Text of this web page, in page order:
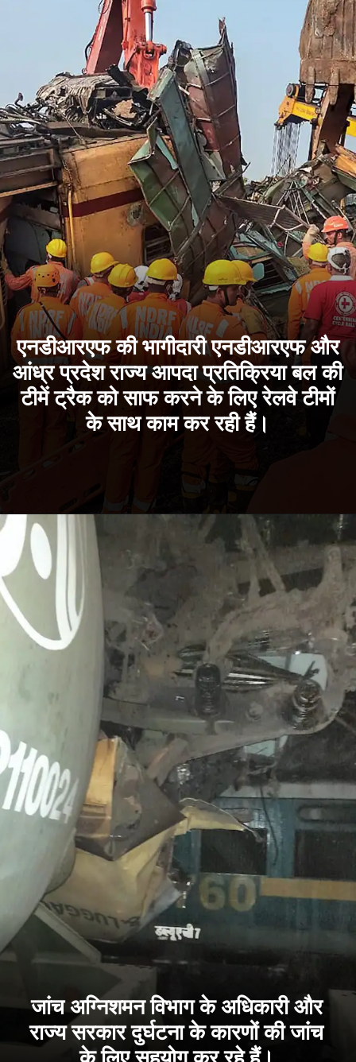
एनडीआरएफ की भागीदारी एनडीआरएफ और
आंध्र प्रदेश राज्य आपदा प्रतिक्रिया बल की
टीमें ट्रैक को साफ करने के लिए रेलवे टीमों
के साथ काम कर रही हैं।
जांच अग्निशमन विभाग के अधिकारी और
राज्य सरकार दुर्घटना के कारणों की जांच